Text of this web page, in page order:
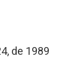
de 1989